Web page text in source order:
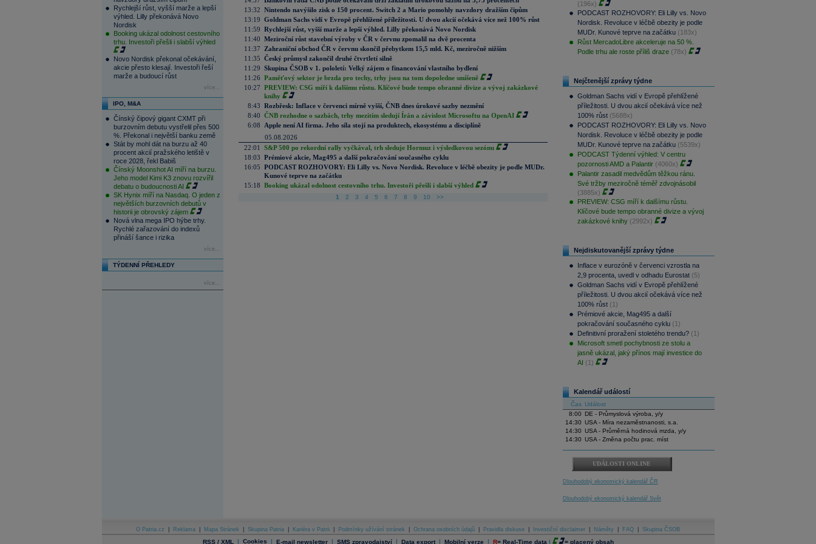
Rychlejší růst, vyšší marže a lepší
výhled. Lilly překonává Novo
Nordisk
Booking ukázal odolnost cestovního
trhu. Investoři přešli i slabší výhled
Novo Nordisk překonal očekávání,
akcie přesto klesají. Investoři řeší
marže a budoucí růst
více...
IPO, M&A
Čínský čipový gigant CXMT při
burzovním debutu vystřelil přes 500
%. Překonal i největší banku země
Stát by mohl dát na burzu až 40
procent akcií pražského letiště v
roce 2028, řekl Babiš
Čínský Moonshot AI míří na burzu.
Jeho model Kimi K3 znovu rozvířil
debatu o budoucnosti AI
SK Hynix míří na Nasdaq. O jeden z
největších burzovních debutů v
historii je obrovský zájem
Nová vlna mega IPO hýbe trhy.
Rychlé zařazování do indexů
přináší šance i rizika
více...
TÝDENNÍ PŘEHLEDY
více...
13:32 Nintendo navýšilo zisk o 150 procent. Switch 2 a Mario pomohly navzdory dražším čipům
13:19 Goldman Sachs vidí v Evropě přehlížené příležitosti. U dvou akcií očekává více než 100% růst
11:59 Rychlejší růst, vyšší marže a lepší výhled. Lilly překonává Novo Nordisk
11:40 Meziroční růst stavební výroby v ČR v červnu zpomalil na dvě procenta
11:37
Zahraniční obchod ČR v červnu skončil přebytkem 15,5 mld. Kč, meziročně nižším
11:35 Český průmysl zakončil druhé čtvrtletí silně
11:29 Skupina ČSOB v 1. pololetí: Velký zájem o financování vlastního bydlení
11:26 Paměťový sektor je brzda pro techy, trhy jsou na tom dopoledne smíšeně
10:27 PREVIEW: CSG míří k dalšímu růstu. Klíčové bude tempo obranné divize a vývoj zakázkové
knihy
8:43 Rozbřesk: Inflace v červenci mírně vyšší, ČNB dnes úrokové sazby nezmění
8:40 ČNB rozhodne o sazbách, trhy mezitím sledují Írán a závislost Microsoftu na OpenAI
6:08
Apple není AI firma. Jeho síla stojí na produktech, ekosystému a disciplíně
05.08.2026
22:01
S&P 500 po rekordní rally vyčkával, trh sleduje Hormuz i výsledkovou sezónu
18:03 Prémiové akcie, Mag495 a další pokračování současného cyklu
16:05 PODCAST ROZHOVORY: Eli Lilly vs. Novo Nordisk. Revoluce v léčbě obezity je podle MUDr.
Kunové teprve na začátku
15:18 Booking ukázal odolnost cestovního trhu. Investoři přešli i slabší výhled
1 2 3 4 5 6 7 8 9 10 >>
(196x)
PODCAST ROZHOVORY: Eli Lilly vs. Novo
Nordisk. Revoluce v léčbě obezity je podle
MUDr. Kunové teprve na začátku (183x)
Růst MercadoLibre akceleruje na 50 %.
Podle trhu ale roste příliš draze (78x)
Nejčtenější zprávy týdne
Goldman Sachs vidí v Evropě přehlížené
příležitosti. U dvou akcií očekává více než
100% růst (5688x)
PODCAST ROZHOVORY: Eli Lilly vs. Novo
Nordisk. Revoluce v léčbě obezity je podle
MUDr. Kunové teprve na začátku (5539x)
PODCAST Týdenní výhled: V centru
pozornosti AMD a Palantir (4060x)
Palantir zasadil medvědům těžkou ránu.
Své tržby meziročně téměř zdvojnásobil
(3885x)
PREVIEW: CSG míří k dalšímu růstu.
Klíčové bude tempo obranné divize a vývoj
zakázkové knihy (2992x)
Nejdiskutovanější zprávy týdne
Inflace v eurozóně v červenci vzrostla na
2,9 procenta, uvedl v odhadu Eurostat (5)
Goldman Sachs vidí v Evropě přehlížené
příležitosti. U dvou akcií očekává více než
100% růst (1)
Prémiové akcie, Mag495 a další
pokračování současného cyklu (1)
Definitivní proražení stoletého trendu? (1)
Microsoft smetl pochybnosti ze stolu a
jasně ukázal, jaký přínos mají investice do
AI (1)
Kalendář událostí
Čas Událost
8:00
DE - Průmyslová výroba, y/y
14:30 USA - Míra nezaměstnanosti, s.a.
14:30 USA - Průměrná hodinová mzda, y/y
14:30 USA - Změna počtu prac. míst
UDÁLOSTI ONLINE
Dlouhodobý ekonomický kalendář ČR
Dlouhodobý ekonomický kalendář Svět
O Patria.cz Reklama Mapa Stránek Skupina Patria Kariéra v Patrii Podmínky užívání stránek Ochrana osobních údajů Pravidla diskuse Investiční disclaimer Náměty FAQ Skupina ČSOB
RSS / XML | Cookies | E-mail newsletter | SMS zpravodajství | Data export | Mobilní verze | R= Real-Time data | = placený obsah